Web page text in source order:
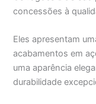
concessões à
Eles apresentam
acabamentos em
uma aparência
durabilidade